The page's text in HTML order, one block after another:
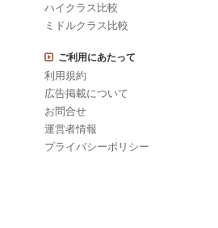
ハイクラス比較
ミドルクラス比較
ご利用にあたって
利用規約
広告掲載について
お問合せ
運営者情報
プライバシーポリシー